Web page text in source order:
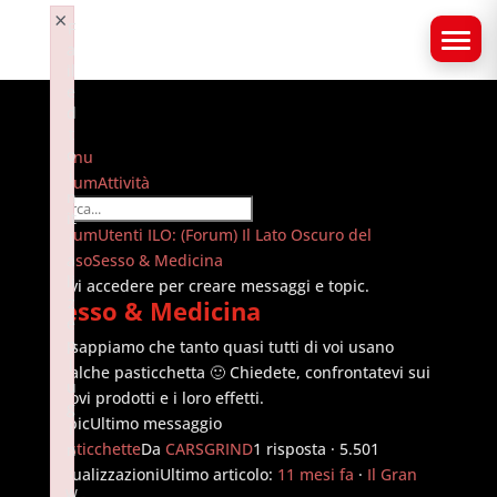
Menu
Navigazione
forum
ForumAttività
Forum
breadcrumbs
ForumUtenti ILO: (Forum) Il Lato Oscuro del
SessoSesso & Medicina
Devi accedere per creare messaggi e topic.
Sesso & Medicina
Lo sappiamo che tanto quasi tutti di voi usano
qualche pasticchetta 🙂 Chiedete, confrontatevi sui
nuovi prodotti e i loro effetti.
TopicUltimo messaggio
PasticchetteDa CARSGRIND1 risposta · 5.501
VisualizzazioniUltimo articolo: 11 mesi fa · Il Gran
F
e
d
o
n
it
a
li
e
p
u
g
n
w
×